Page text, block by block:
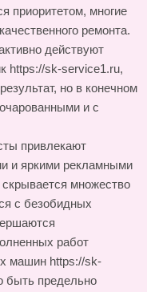
приоритетом, многие
ремонта.
действуют
https://sk-service1.ru,
но в конечном
и с
привлекают
и яркими рекламными
множество
с безобидных
работ
машин https://sk-
быть предельно